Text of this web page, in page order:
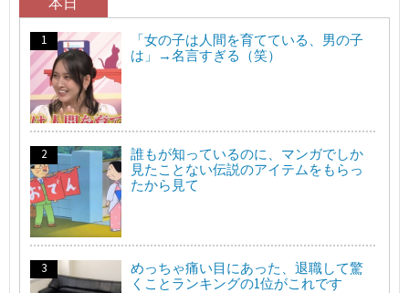
「女の子は人間を育てている、男の子
は」→名言すぎる（笑）
誰もが知っているのに、マンガでしか
見たことない伝説のアイテムをもらっ
たから見て
めっちゃ痛い目にあった、退職して驚
くことランキングの1位がこれです